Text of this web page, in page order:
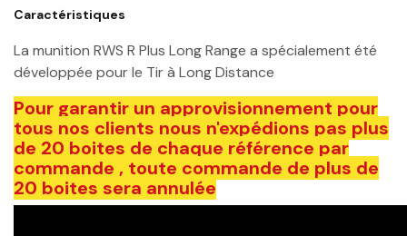
Caractéristiques
La munition RWS R Plus Long Range a spécialement été
développée pour le Tir à Long Distance
Pour garantir un approvisionnement pour
tous nos clients nous n'expédions pas plus
de 20 boites de chaque référence par
commande , toute commande de plus de
20 boites sera annulée